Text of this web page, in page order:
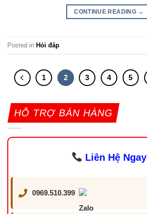
CONTINUE READING →
Posted in Hỏi đáp
1 2 3 4 5
HỖ TRỢ BÁN HÀNG
Liên Hệ Ngay
0969.510.399